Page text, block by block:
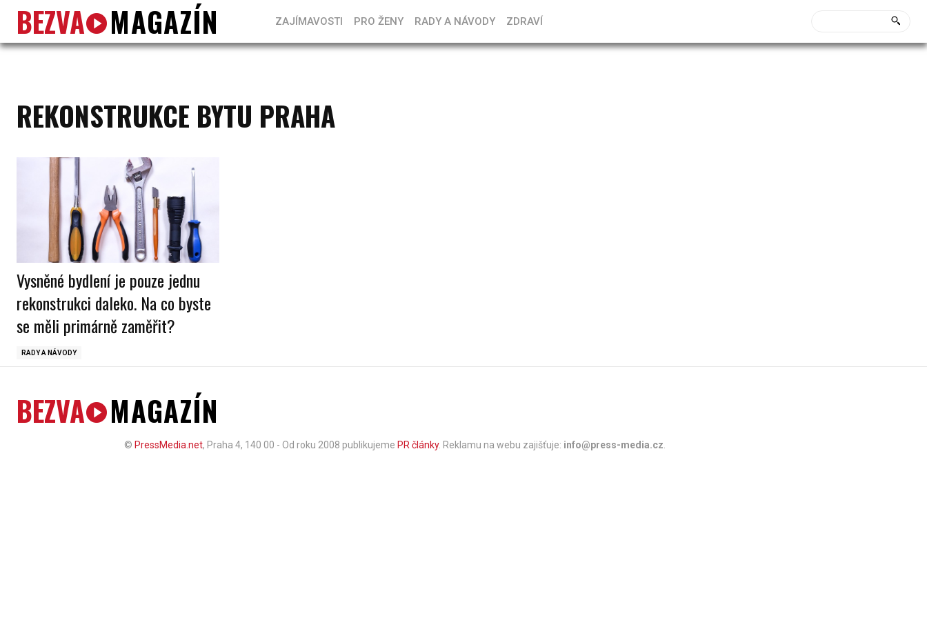
BEZVA MAGAZÍN ZAJÍMAVOSTI PRO ŽENY RADY A NÁVODY ZDRAVÍ
REKONSTRUKCE BYTU PRAHA
Vysněné bydlení je pouze jednu
rekonstrukci daleko. Na co byste
se měli primárně zaměřit?
RADY A NÁVODY
BEZVA MAGAZÍN
© PressMedia.net, Praha 4, 140 00 - Od roku 2008 publikujeme PR články. Reklamu na webu zajišťuje: info@press-media.cz